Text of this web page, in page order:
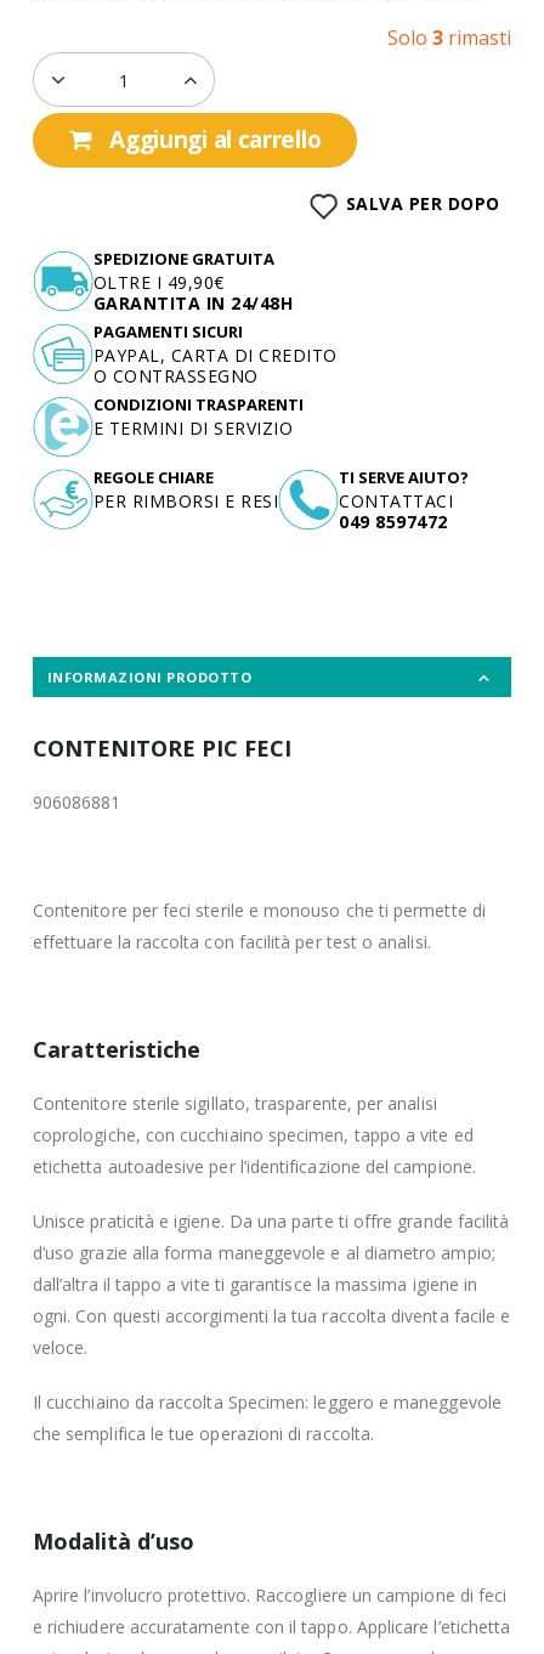
Solo3 rimasti
Aggiungi al carrello
SALVA PER DOPO
SPEDIZIONE GRATUITA
OLTRE I 49,90€
GARANTITA IN 24/48H
TI SERVE AIUTO?
CONTATTACI
049 8597472
PAGAMENTI SICURI
PAYPAL, CARTA DI CREDITO
O CONTRASSEGNO
CONDIZIONI TRASPARENTI
E TERMINI DI SERVIZIO
REGOLE CHIARE
PER RIMBORSI E RESI
INFORMAZIONI PRODOTTO
CONTENITORE PIC FECI
906086881
Contenitore per feci sterile e monouso che ti permette di
effettuare la raccolta con facilità per test o analisi.
Caratteristiche
Contenitore sterile sigillato, trasparente, per analisi
coprologiche, con cucchiaino specimen, tappo a vite ed
etichetta autoadesive per l’identificazione del campione.
Unisce praticità e igiene. Da una parte ti offre grande facilità
d’uso grazie alla forma maneggevole e al diametro ampio;
dall’altra il tappo a vite ti garantisce la massima igiene in
ogni. Con questi accorgimenti la tua raccolta diventa facile e
veloce.
Il cucchiaino da raccolta Specimen: leggero e maneggevole
che semplifica le tue operazioni di raccolta.
Modalità d’uso
Aprire l’involucro protettivo. Raccogliere un campione di feci
e richiudere accuratamente con il tappo. Applicare l’etichetta